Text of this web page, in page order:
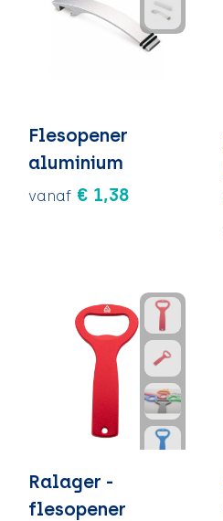
Flesopener
aluminium
vanaf € 1,38
Ralager -
flesopener